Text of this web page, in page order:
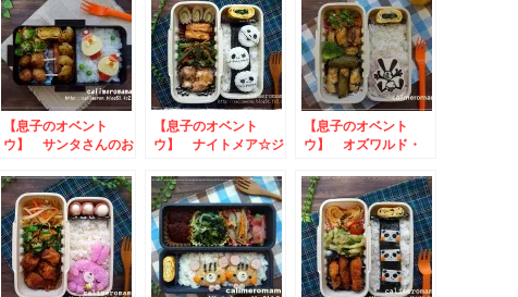
【息子のオベント
ウ】 サンタさんのお
【息子のオベント
ウ】 ナイトメア☆ジ
お弁当
【息子のオベント
ウ】 オズワルド・
トのお弁当